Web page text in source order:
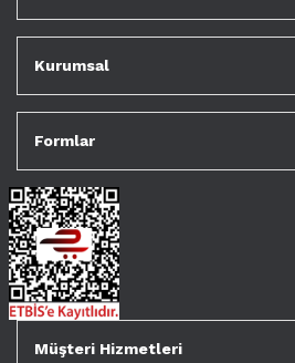
Kurumsal
Formlar
Müşteri Hizmetleri